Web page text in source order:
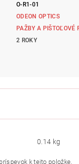
O-R1-01
ODEON OPTICS
PAŽBY A PIŠTOĽOVÉ
2 ROKY
0.14 kg
k tejto položke.